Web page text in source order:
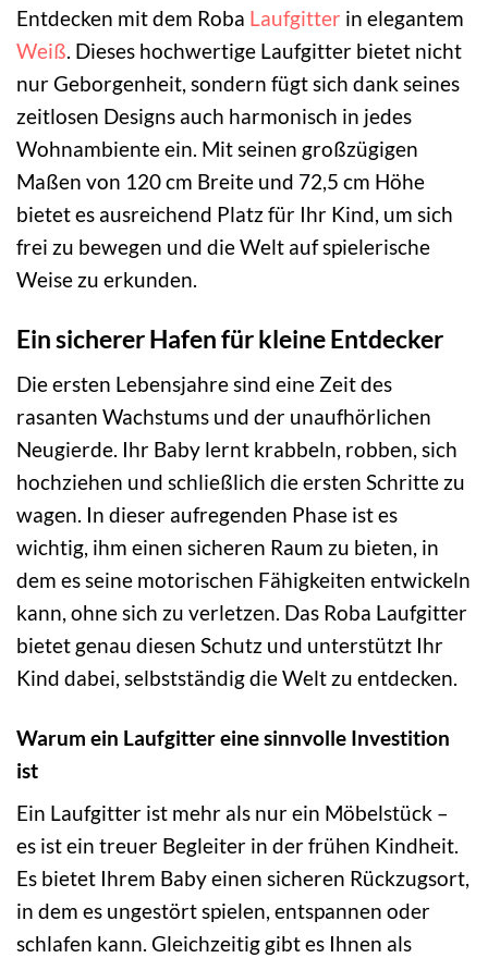
Entdecken mit dem Roba Laufgitter in elegantem
Weiß. Dieses hochwertige Laufgitter bietet nicht
nur Geborgenheit, sondern fügt sich dank seines
zeitlosen Designs auch harmonisch in jedes
Wohnambiente ein. Mit seinen großzügigen
Maßen von 120 cm Breite und 72,5 cm Höhe
bietet es ausreichend Platz für Ihr Kind, um sich
frei zu bewegen und die Welt auf spielerische
Weise zu erkunden.
Ein sicherer Hafen für kleine Entdecker
Die ersten Lebensjahre sind eine Zeit des
rasanten Wachstums und der unaufhörlichen
Neugierde. Ihr Baby lernt krabbeln, robben, sich
hochziehen und schließlich die ersten Schritte zu
wagen. In dieser aufregenden Phase ist es
wichtig, ihm einen sicheren Raum zu bieten, in
dem es seine motorischen Fähigkeiten entwickeln
kann, ohne sich zu verletzen. Das Roba Laufgitter
bietet genau diesen Schutz und unterstützt Ihr
Kind dabei, selbstständig die Welt zu entdecken.
Warum ein Laufgitter eine sinnvolle Investition
ist
Ein Laufgitter ist mehr als nur ein Möbelstück –
es ist ein treuer Begleiter in der frühen Kindheit.
Es bietet Ihrem Baby einen sicheren Rückzugsort,
in dem es ungestört spielen, entspannen oder
schlafen kann. Gleichzeitig gibt es Ihnen als